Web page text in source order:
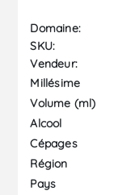
Domaine:
SKU:
Vendeur:
Millésime
Volume (ml)
Alcool
Cépages
Région
Pays